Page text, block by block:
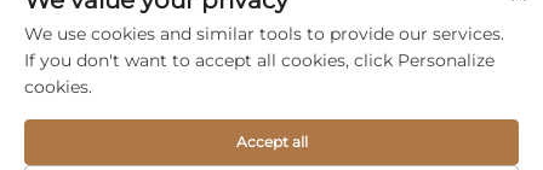
Авторско право © 2025 от Ханчжоу Гуанджи
поверителност
We use cookies and similar tools to provide our services.
If you don't want to accept all cookies, click Personalize
cookies.
Accept all